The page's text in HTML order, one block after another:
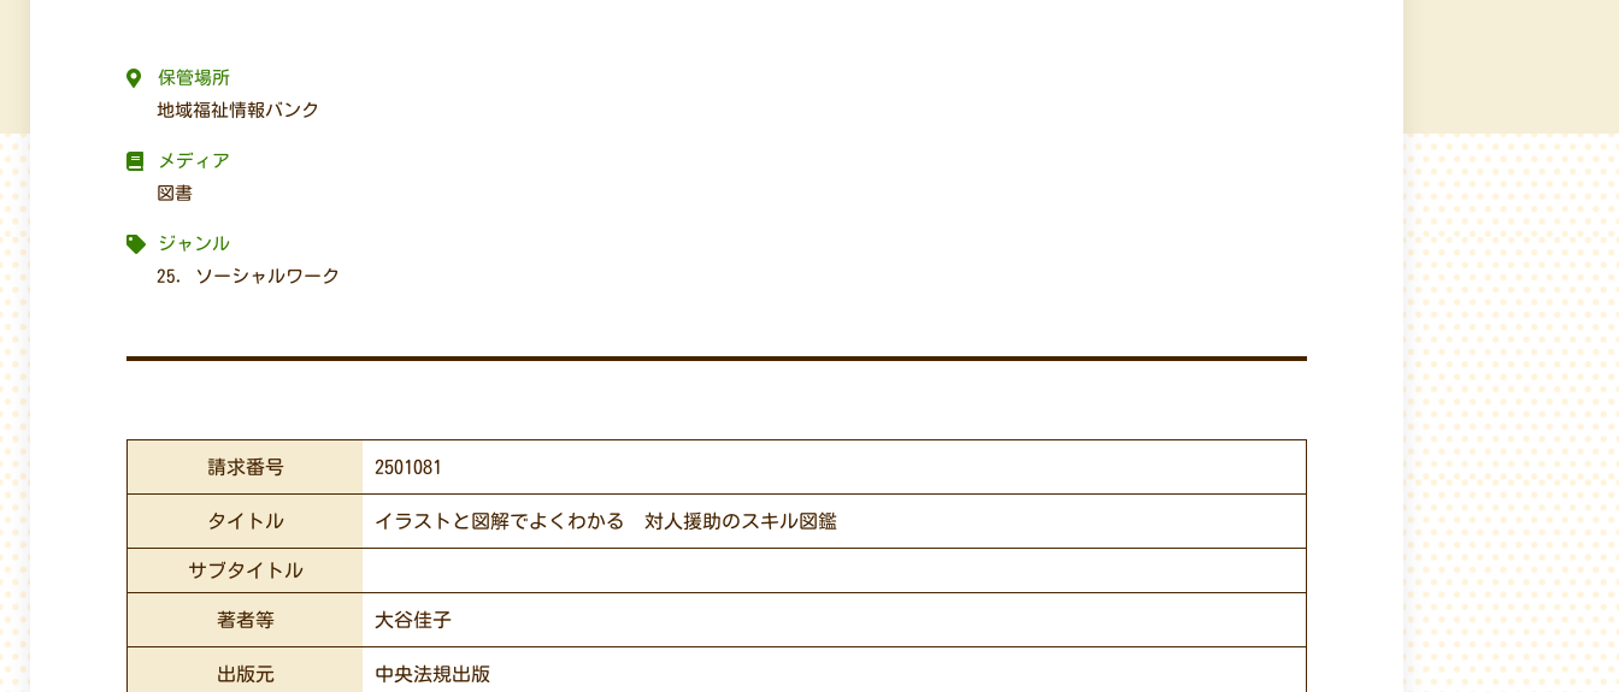
保管場所
地域福祉情報バンク
メディア
図書
ジャンル
25. ソーシャルワーク
請求番号 2501081
タイトル イラストと図解でよくわかる 対人援助のスキル図鑑
サブタイトル
著者等 大谷佳子
出版元 中央法規出版